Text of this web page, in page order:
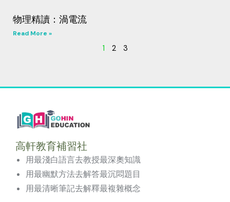
物理精讀：渦電流
Read More »
1 2 3
高軒教育補習社
用最淺白語言去教授最深奧知識
用最幽默方法去解答最沉悶題目
用最清晰筆記去解釋最複雜概念